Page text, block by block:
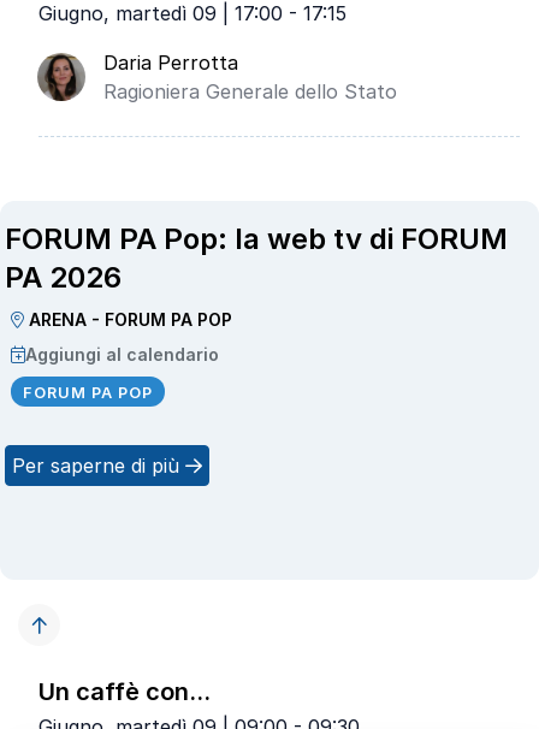
Giugno, martedì 09 | 17:00 - 17:15
Daria Perrotta
Ragioniera Generale dello Stato
FORUM PA Pop: la web tv di FORUM
PA 2026
ARENA - FORUM PA POP
Aggiungi al calendario
FORUM PA POP
Per saperne di più
Un caffè con...